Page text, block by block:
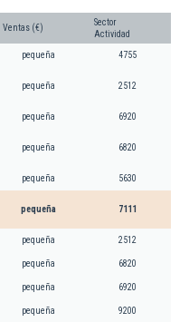
Ventas (€)
Sector
Actividad
pequeña 4755
pequeña 2512
pequeña 6920
pequeña 6820
pequeña 5630
pequeña 7111
pequeña 2512
pequeña 6820
pequeña 6920
pequeña 9200